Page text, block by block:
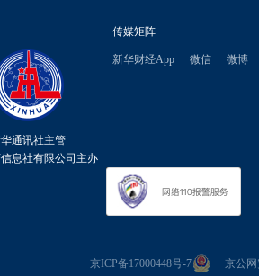
通讯社主管
息社有限公司主办
传媒矩阵
新华财经App 微信 微博
京ICP备17000448号-7 京公网